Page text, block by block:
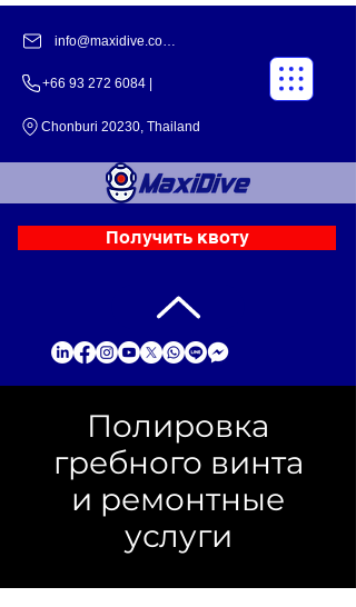
info@maxidive.com |
+66 93 272 6084​​ |
Chonburi 20230, Thailand
Получить квоту
Полировка
гребного винта
и ремонтные
услуги